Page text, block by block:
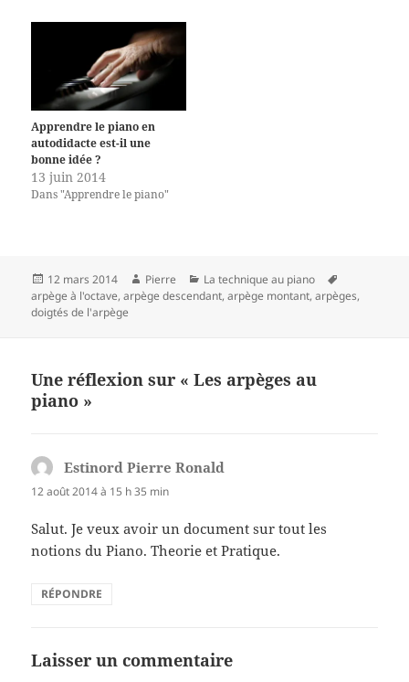
Apprendre le piano en
autodidacte est-il une
bonne idée ?
13 juin 2014
Dans "Apprendre le piano"
Publié
le
12 mars 2014 Auteur
Pierre Catégories
La technique au piano
clés
arpège à l'octave,arpège descendant,arpège montant,arpèges,
doigtés de l'arpège
Une réflexion sur « Les arpèges au
piano »
Estinord Pierre Ronald
12 août 2014 à 15 h 35 min
Salut. Je veux avoir un document sur tout les
notions du Piano. Theorie et Pratique.
RÉPONDRE
Laisser un commentaire